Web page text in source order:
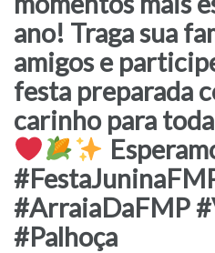
ano! Traga sua
amigos e
festa preparada
carinho para
#ArraiaDaFMP
#Palhoça